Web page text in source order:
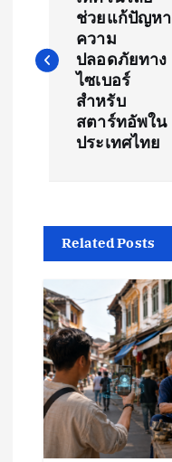
s
v
g
a
t
ช่วยแก้ปัญหา
ความ
ปลอดภัยทาง
ไซเบอร์
สำหรับ
สตาร์ทอัพใน
ประเทศไทย
Related Posts